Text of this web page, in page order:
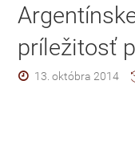
príležitosť
13. októbra 2014